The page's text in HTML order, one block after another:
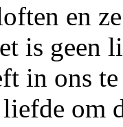
en
is geen
in ons
om